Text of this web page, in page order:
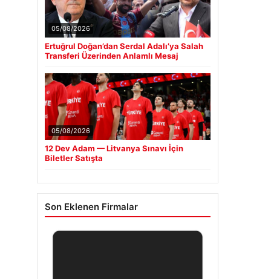
05/08/2026
Ertuğrul Doğan’dan Serdal Adalı’ya Salah
Transferi Üzerinden Anlamlı Mesaj
05/08/2026
12 Dev Adam — Litvanya Sınavı İçin
Biletler Satışta
Son Eklenen Firmalar